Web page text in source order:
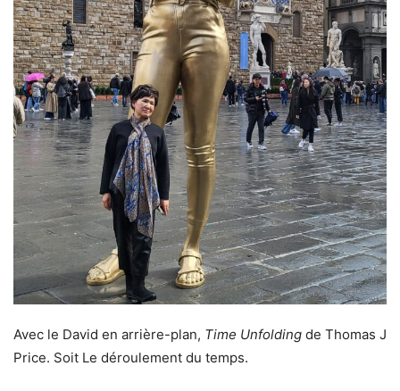
Avec le David en arrière-plan, Time Unfolding de Thomas J
Price. Soit Le déroulement du temps.